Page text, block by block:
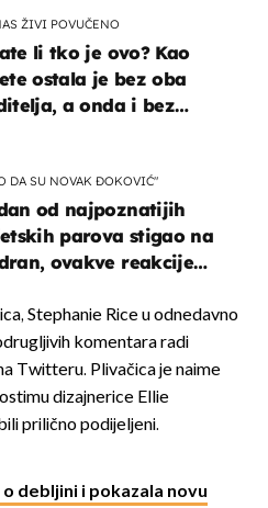
ŽIVI POVUČENO
li tko je ovo? Kao
ostala je bez oba
a onda i bez
DA SU NOVAK ĐOKOVIĆ"
od najpoznatijih
parova stigao na
ovakve reakcije
Stephanie Rice u odnedavno
komentara radi
Twitteru. Plivačica je naime
dizajnerice Ellie
prilično podijeljeni.
debljini i pokazala novu